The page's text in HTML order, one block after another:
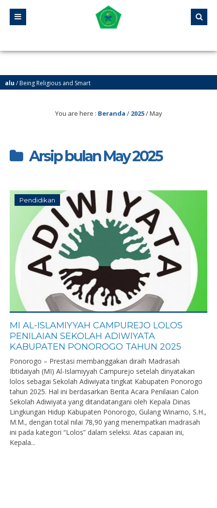
Being Religious and Smart
Yayasan Pendidikan Pesantren Al-Jawahiriyyah Campurejo Sambit Ponorogo
You are here : Beranda / 2025/May
Arsip bulan May 2025
Pendidikan
MI AL-ISLAMIYYAH CAMPUREJO LOLOS
PENILAIAN SEKOLAH ADIWIYATA
KABUPATEN PONOROGO TAHUN 2025
Ponorogo – Prestasi membanggakan diraih Madrasah
Ibtidaiyah (MI) Al-Islamiyyah Campurejo setelah dinyatakan
lolos sebagai Sekolah Adiwiyata tingkat Kabupaten Ponorogo
tahun 2025. Hal ini berdasarkan Berita Acara Penilaian Calon
Sekolah Adiwiyata yang ditandatangani oleh Kepala Dinas
Lingkungan Hidup Kabupaten Ponorogo, Gulang Winarno, S.H.,
M.M., dengan total nilai 78,90 yang menempatkan madrasah
ini pada kategori “Lolos” dalam seleksi. Atas capaian ini,
Kepala...